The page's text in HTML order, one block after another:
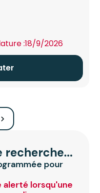
:18/9/2026
pour
lorsqu'une